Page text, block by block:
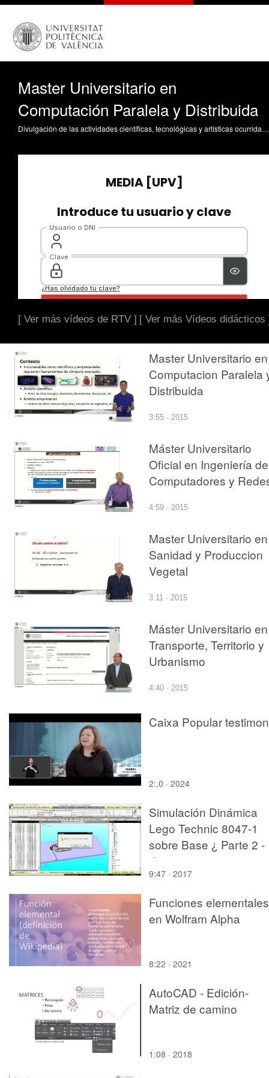
Master Universitario en
Computación Paralela y Distribuida
Divulgación de las actividades científicas, tecnológicas y artísticas ocurridas en los tres campus de la UPV
[ Ver más vídeos de RTV ] [ Ver más Vídeos didácticos
Master Universitario en
Computacion Paralela
Distribuida
3:55 · 2015
Máster Universitario
Oficial en Ingeniería de
Computadores y
4:59 · 2015
Master Universitario en
Sanidad y Produccion
Vegetal
3:11 · 2015
Máster Universitario en
Transporte, Territorio y
Urbanismo
4:40 · 2015
Caixa Popular
2:,0 · 2024
Simulación Dinámica
Lego Technic 8047-1
sobre Base ¿ Parte 2 -
de 2
9:47 · 2017
Funciones elementales
en Wolfram Alpha
8:22 · 2021
AutoCAD - Edición-
Matriz de camino
1:08 · 2018